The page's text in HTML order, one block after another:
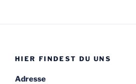
HIER FINDEST DU UNS
Adresse